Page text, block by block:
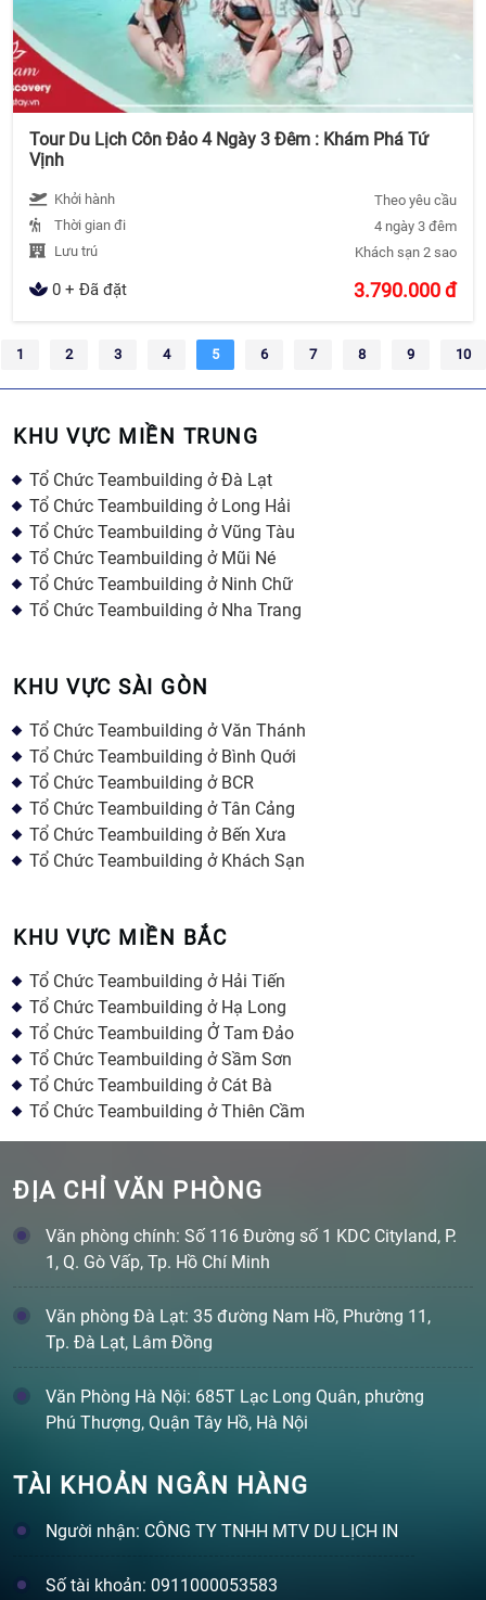
Tour Du Lịch Côn Đảo 4 Ngày 3 Đêm : Khám Phá Tứ
Vịnh
Khởi hành
Theo yêu cầu
Thời gian đi
4 ngày 3 đêm
Lưu trú
Khách sạn 2 sao
0 + Đã đặt 3.790.000đ
1 2 3 4 5 6 7 8 9 10
KHU VỰC MIỀN TRUNG
Tổ Chức Teambuilding ở Đà Lạt
Tổ Chức Teambuilding ở Long Hải
Tổ Chức Teambuilding ở Vũng Tàu
Tổ Chức Teambuilding ở Mũi Né
Tổ Chức Teambuilding ở Ninh Chữ
Tổ Chức Teambuilding ở Nha Trang
KHU VỰC SÀI GÒN
Tổ Chức Teambuilding ở Văn Thánh
Tổ Chức Teambuilding ở Bình Quới
Tổ Chức Teambuilding ở BCR
Tổ Chức Teambuilding ở Tân Cảng
Tổ Chức Teambuilding ở Bến Xưa
Tổ Chức Teambuilding ở Khách Sạn
KHU VỰC MIỀN BẮC
Tổ Chức Teambuilding ở Hải Tiến
Tổ Chức Teambuilding ở Hạ Long
Tổ Chức Teambuilding Ở Tam Đảo
Tổ Chức Teambuilding ở Sầm Sơn
Tổ Chức Teambuilding ở Cát Bà
Tổ Chức Teambuilding ở Thiên Cầm
ĐỊA CHỈ VĂN PHÒNG
Văn phòng chính: Số 116 Đường số 1 KDC Cityland, P.
1, Q. Gò Vấp, Tp. Hồ Chí Minh
Văn phòng Đà Lạt: 35 đường Nam Hồ, Phường 11,
Tp. Đà Lạt, Lâm Đồng
Văn Phòng Hà Nội: 685T Lạc Long Quân, phường
Phú Thượng, Quận Tây Hồ, Hà Nội
TÀI KHOẢN NGÂN HÀNG
Người nhận: CÔNG TY TNHH MTV DU LỊCH IN
Số tài khoản: 0911000053583